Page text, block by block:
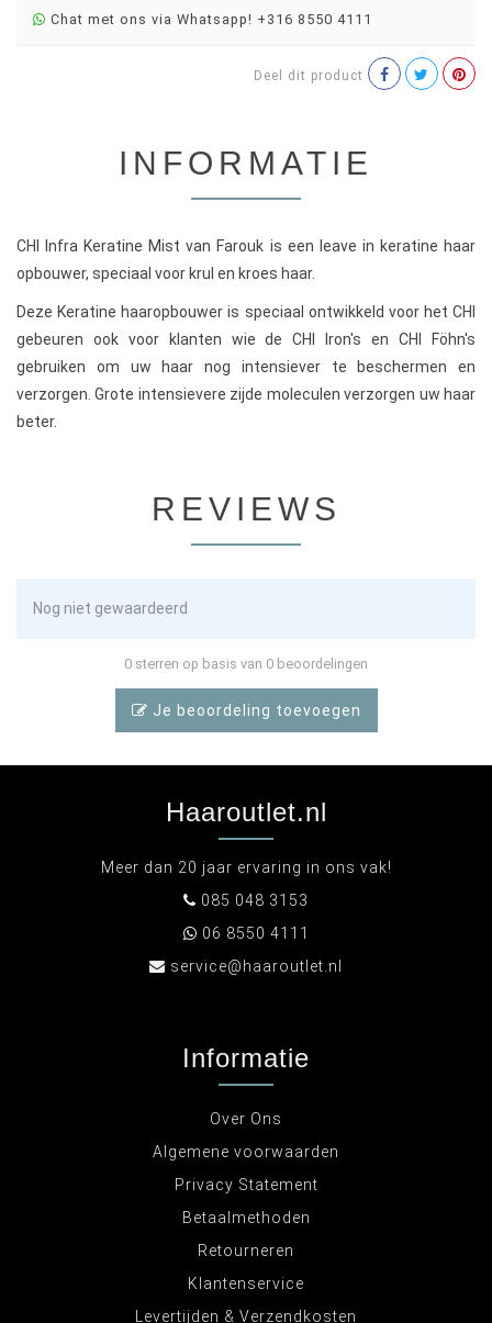
Chat met ons via Whatsapp! +316 8550 4111
Deel dit product
INFORMATIE
CHI Infra Keratine Mist van Farouk is een leave in keratine haar
opbouwer, speciaal voor krul en kroes haar.
Deze Keratine haaropbouwer is speciaal ontwikkeld voor het CHI
gebeuren ook voor klanten wie de CHI Iron's en CHI Föhn's
gebruiken om uw haar nog intensiever te beschermen en
verzorgen. Grote intensievere zijde moleculen verzorgen uw haar
beter.
REVIEWS
Nog niet gewaardeerd
0 sterren op basis van 0 beoordelingen
Je beoordeling toevoegen
Haaroutlet.nl
Meer dan 20 jaar ervaring in ons vak!
085 048 3153
06 8550 4111
service@haaroutlet.nl
Informatie
Over Ons
Algemene voorwaarden
Privacy Statement
Betaalmethoden
Retourneren
Klantenservice
Levertijden & Verzendkosten